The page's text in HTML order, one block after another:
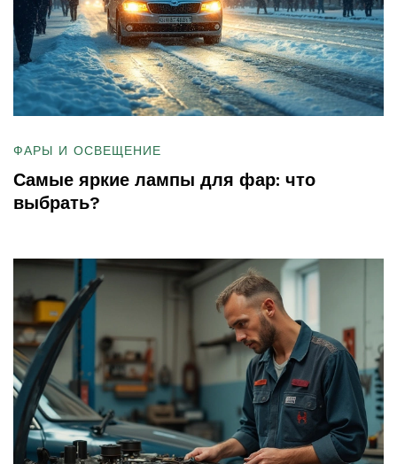
ФАРЫ И ОСВЕЩЕНИЕ
Самые яркие лампы для фар: что
выбрать?